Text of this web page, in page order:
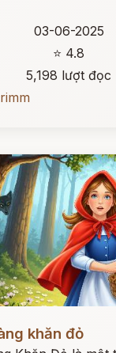
03-06-2025
⭐ 4.8
5,198 lượt đọc
khăn đỏ